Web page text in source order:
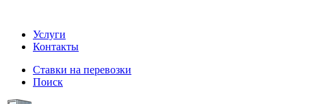
Услуги
Контакты
Ставки на перевозки
Поиск